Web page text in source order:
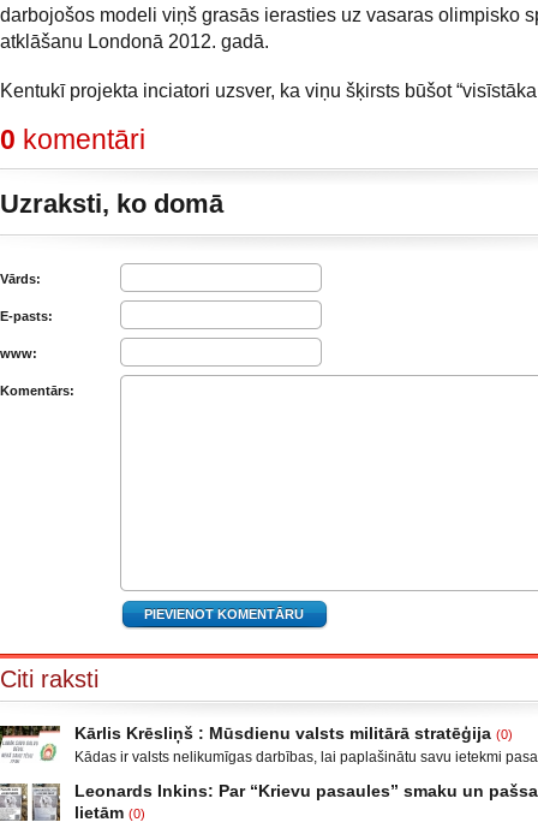
darbojošos modeli viņš grasās ierasties uz vasaras olimpisko
atklāšanu Londonā 2012. gadā.
Kentukī projekta inciatori uzsver, ka viņu šķirsts būšot
0 komentāri
Uzraksti, ko domā
Vārds:
E-pasts:
www:
Komentārs:
Citi raksti
Kārlis Krēsliņš : Mūsdienu valsts militārā stratēģija (0)
Kādas ir valsts nelikumīgas darbības, lai paplašinātu savu ietekmi
Krievijas un ar to aizstāvēšanu pamatots iebrukums Gruzijā. Ukrainā
un izveidot militāro konfliktu Doņeckas un Luganskas novados. Vai tas
Leonards Inkins: Par “Krievu pasaules” smaku un
lietām (0)